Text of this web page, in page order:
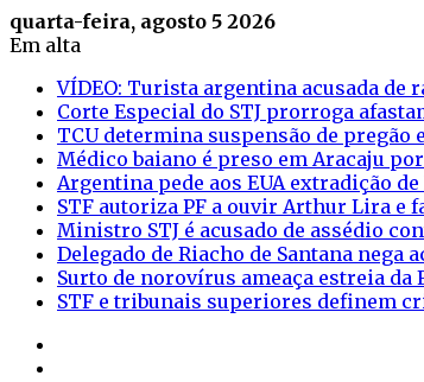
quarta-feira, agosto 5 2026
Em alta
VÍDEO: Turista argentina acusada de
Corte Especial do STJ prorroga
TCU determina suspensão de
Médico baiano é preso em Aracaju
Argentina pede aos EUA extradição
STF autoriza PF a ouvir Arthur Lira e
Ministro STJ é acusado de assédio
Delegado de Riacho de Santana nega
Surto de norovírus ameaça estreia
STF e tribunais superiores definem